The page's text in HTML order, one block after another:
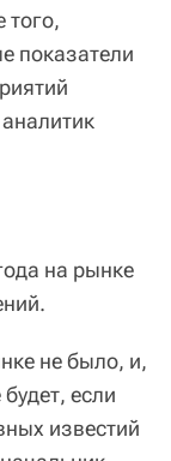
того,
показатели
на рынке
не было, и,
если
известий